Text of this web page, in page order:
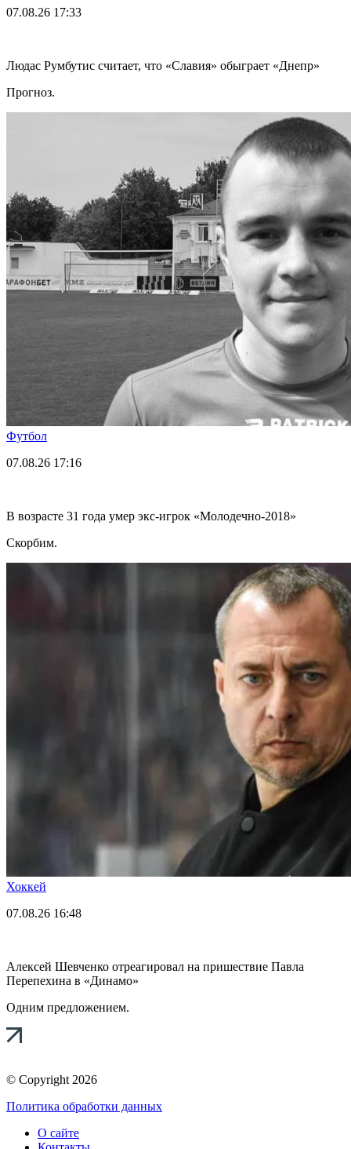
07.08.26 17:33
Людас Румбутис считает, что «Славия» обыграет «Днепр»
Прогноз.
Футбол
07.08.26 17:16
В возрасте 31 года умер экс-игрок «Молодечно-2018»
Скорбим.
Хоккей
07.08.26 16:48
Алексей Шевченко отреагировал на пришествие Павла
Перепехина в «Динамо»
Одним предложением.
© Copyright 2026
Политика обработки данных
О сайте